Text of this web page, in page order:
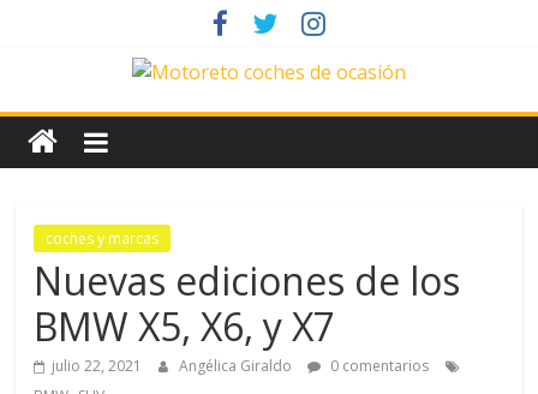
News
Motoreto
Noticias
coches
ocasión
coches y marcas
Nuevas ediciones de los
BMW X5, X6, y X7
julio 22, 2021 Angélica Giraldo
0 comentarios